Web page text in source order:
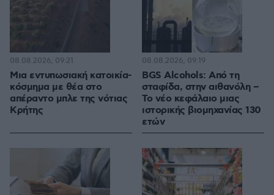
Μια εντυπωσιακή κατοικία-
κόσμημα με θέα στο
απέραντο μπλε της νότιας
Κρήτης
08.08.2026, 09:21
BGS Alcohols: Από τη
σταφίδα, στην αιθανόλη –
Το νέο κεφάλαιο μιας
ιστορικής βιομηχανίας 130
ετών
08.08.2026, 09:19